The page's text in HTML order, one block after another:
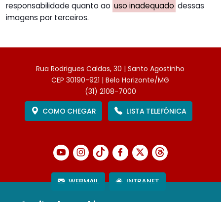
responsabilidade quanto ao uso inadequado dessas
imagens por terceiros.
Rua Rodrigues Caldas, 30 | Santo Agostinho
CEP 30190-921 | Belo Horizonte/MG
(31) 2108-7000
COMO CHEGAR
LISTA TELEFÔNICA
WEBMAIL INTRANET